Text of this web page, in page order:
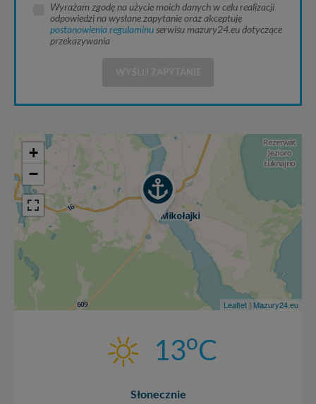
Wyrażam zgodę na użycie moich danych w celu realizacji
odpowiedzi na wysłane zapytanie oraz akceptuję
postanowienia regulaminuserwisu mazury24.eu dotyczące
przekazywania
+
−
Leaflet | Mazury24.eu
13oC
Słonecznie